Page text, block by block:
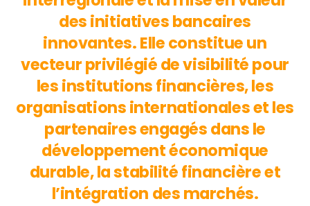
des initiatives bancaires
innovantes. Elle constitue un
vecteur privilégié de visibilité pour
les institutions financières, les
organisations internationales et les
partenaires engagés dans le
développement économique
durable, la stabilité financière et
l’intégration des marchés.